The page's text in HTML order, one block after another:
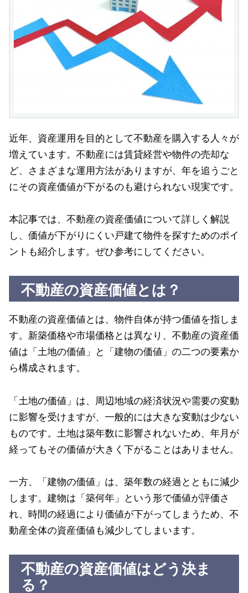
近年、資産運用を目的として不動産を購入する人々が
増えています。不動産には賃貸経営や物件の売却な
ど、さまざまな運用方法がありますが、年を追うごと
にその資産価値が下がるのも避けられない現実です。
本記事では、不動産の資産価値について詳しく解説
し、価値が下がりにくい戸建て物件を探すためのポイ
ントも紹介します。ぜひ参考にしてください。
不動産の資産価値とは？
不動産の資産価値とは、物件自体が持つ価値を指しま
す。新築価格や市場価格とは異なり、不動産の資産価
値は「土地の価値」と「建物の価値」の二つの要素か
ら構成されます。
「土地の価値」は、周辺地域の経済状況や需要の変動
に影響を受けますが、一般的には大きな変動は少ない
ものです。土地は築年数に影響されないため、年月が
経ってもその価値が大きく下がることはありません。
一方、「建物の価値」は、築年数の経過とともに減少
します。建物は「築何年」という形で価値が評価さ
れ、時間の経過により価値が下がってしまうため、不
動産全体の資産価値も減少してしまいます。
不動産の資産価値はどう決ま
る？